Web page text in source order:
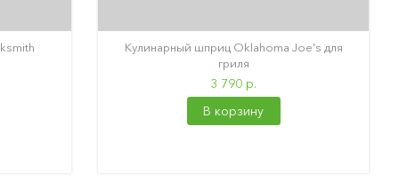
Кулинарный шприц Oklahoma Joe's для
гриля
3 790 р.
В корзину